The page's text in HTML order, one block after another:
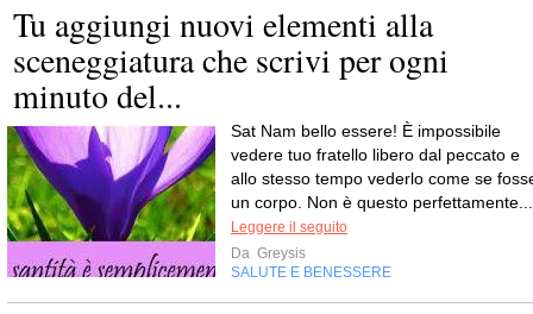
Tu aggiungi nuovi elementi alla
sceneggiatura che scrivi per ogni
minuto del...
Sat Nam bello essere! È impossibile
vedere tuo fratello libero dal peccato e
allo stesso tempo vederlo come se
un corpo. Non è questo perfettamente...
Leggere il seguito
Da Greysis
SALUTE E BENESSERE